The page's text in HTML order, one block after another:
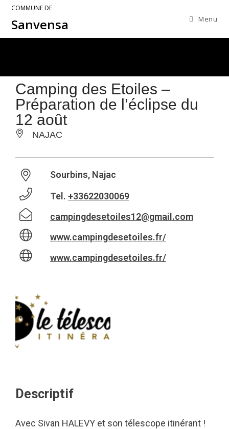
COMMUNE DE
Sanvensa Menu
Camping des Etoiles –
Préparation de l’éclipse du
12 août
NAJAC
Sourbins, Najac
Tel. +33622030069
campingdesetoiles12@gmail.com
www.campingdesetoiles.fr/
www.campingdesetoiles.fr/
Descriptif
Avec Sivan HALEVY et son télescope itinérant !